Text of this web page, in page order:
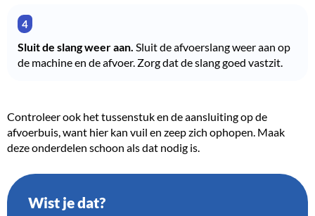
Sluit de slang weer aan. Sluit de afvoerslang weer aan op
de machine en de afvoer. Zorg dat de slang goed vastzit.
Controleer ook het tussenstuk en de aansluiting op de
afvoerbuis, want hier kan vuil en zeep zich ophopen. Maak
deze onderdelen schoon als dat nodig is.
Wist je dat?